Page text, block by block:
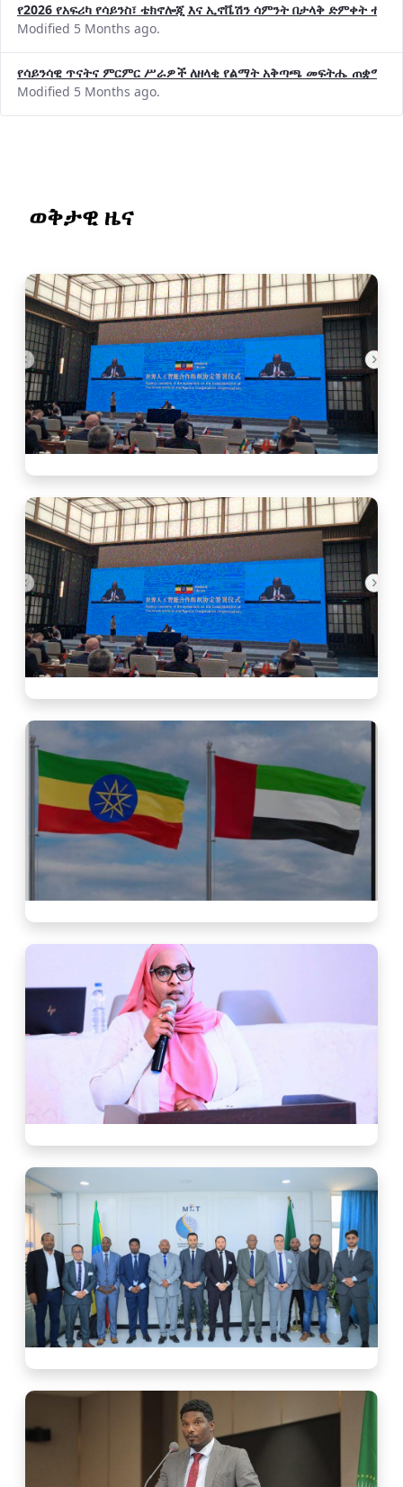
የ2026 የአፍሪካ የሳይንስ፣ ቴክኖሎጂ እና ኢኖቬሽን ሳምንት በታላቅ ድምቀት
Modified 5 Months ago.
የሳይንሳዊ ጥናትና ምርምር ሥራዎች ለዘላቂ የልማት አቅጣጫ መፍትሔ ጠቋሚ
Modified 5 Months ago.
ወቅታዊ ዜና